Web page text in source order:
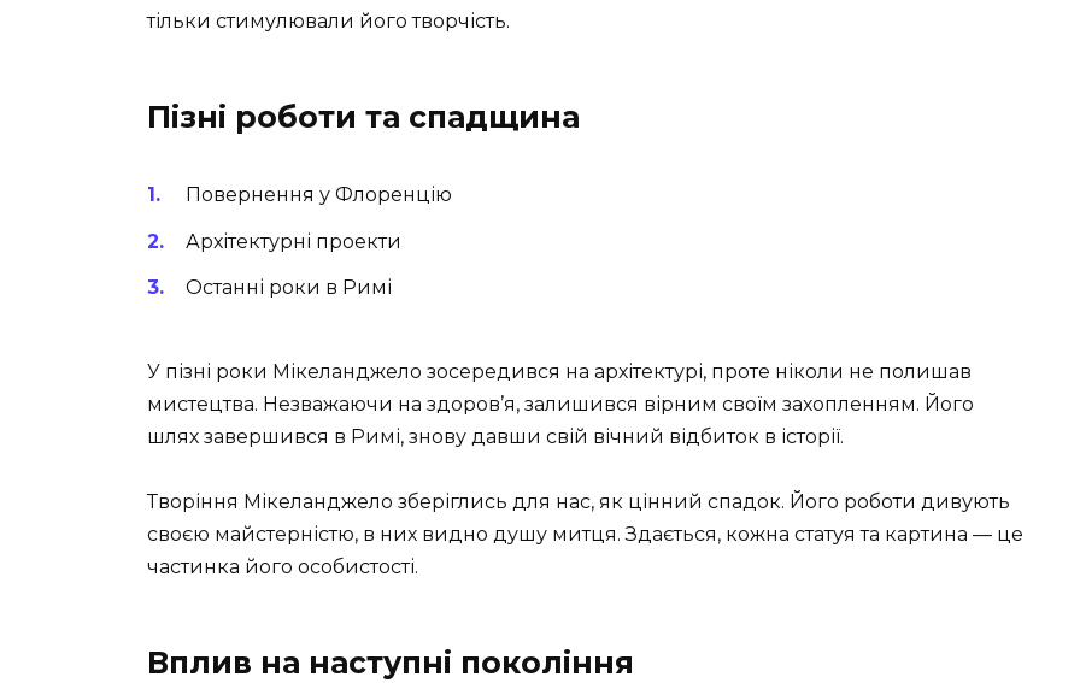
тільки стимулювали його творчість.
Пізні роботи та спадщина
Повернення у Флоренцію
Архітектурні проекти
Останні роки в Римі
У пізні роки Мікеланджело зосередився на архітектурі, проте ніколи не полишав
мистецтва. Незважаючи на здоров’я, залишився вірним своїм захопленням. Його
шлях завершився в Римі, знову давши свій вічний відбиток в історії.
Творіння Мікеланджело зберіглись для нас, як цінний спадок. Його роботи дивують
своєю майстерністю, в них видно душу митця. Здається, кожна статуя та картина — це
частинка його особистості.
Вплив на наступні покоління